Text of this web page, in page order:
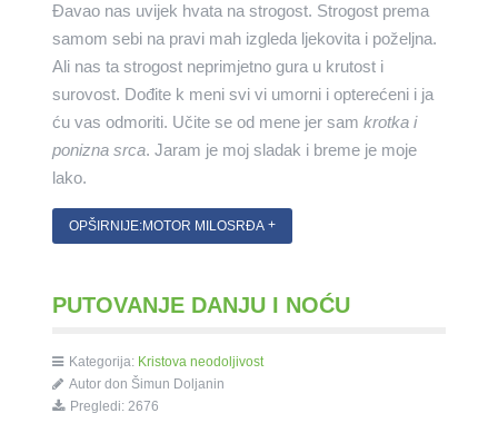
Đavao nas uvijek hvata na strogost. Strogost prema
samom sebi na pravi mah izgleda ljekovita i poželjna.
Ali nas ta strogost neprimjetno gura u krutost i
surovost. Dođite k meni svi vi umorni i opterećeni i ja
ću vas odmoriti. Učite se od mene jer sam krotka i
ponizna srca. Jaram je moj sladak i breme je moje
lako.
OPŠIRNIJE:MOTOR MILOSRĐA
PUTOVANJE DANJU I NOĆU
Kategorija: Kristova neodoljivost
Autor don Šimun Doljanin
Pregledi: 2676